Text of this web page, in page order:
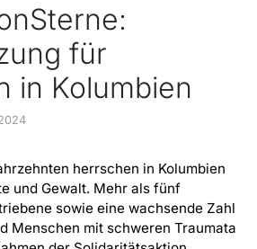
für
in Kolumbien
herrschen in Kolumbien
und Gewalt. Mehr als fünf
sowie eine wachsende Zahl
Menschen mit schweren Traumata